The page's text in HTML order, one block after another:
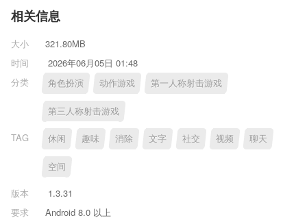
相关信息
大小
321.80MB
时间
2026年06月05日 01:48
分类
角色扮演 动作游戏 第一人称射击游戏
第三人称射击游戏
TAG 休闲 趣味 消除 文字 社交 视频 聊天
空间
版本
1.3.31
要求
Android 8.0 以上